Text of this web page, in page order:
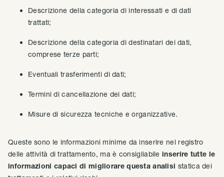
Descrizione della categoria di interessati e di dati
trattati;
Descrizione della categoria di destinatari dei dati,
comprese terze parti;
Eventuali trasferimenti di dati;
Termini di cancellazione dei dati;
Misure di sicurezza tecniche e organizzative.
Queste sono le informazioni minime da inserire nel registro
delle attività di trattamento, ma è consigliabile inserire tutte le
informazioni capaci di migliorare questa analisi statica dei